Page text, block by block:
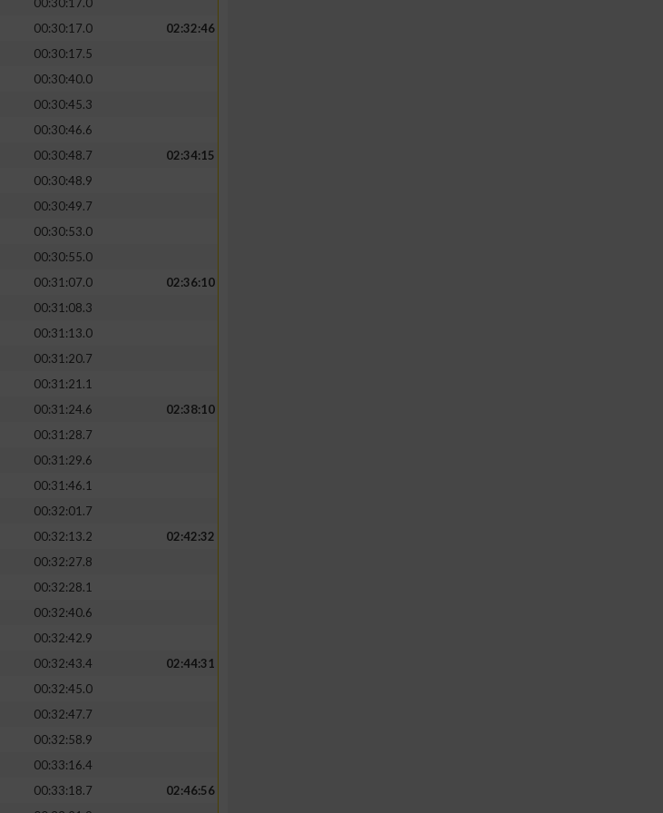
00:30:17.0
02:32:46
00:30:17.5
00:30:40.0
00:30:45.3
00:30:46.6
00:30:48.7
02:34:15
00:30:48.9
00:30:49.7
00:30:53.0
00:30:55.0
00:31:07.0
02:36:10
00:31:08.3
00:31:13.0
00:31:20.7
00:31:21.1
00:31:24.6
02:38:10
00:31:28.7
00:31:29.6
00:31:46.1
00:32:01.7
00:32:13.2
02:42:32
00:32:27.8
00:32:28.1
00:32:40.6
00:32:42.9
00:32:43.4
02:44:31
00:32:45.0
00:32:47.7
00:32:58.9
00:33:16.4
00:33:18.7
02:46:56